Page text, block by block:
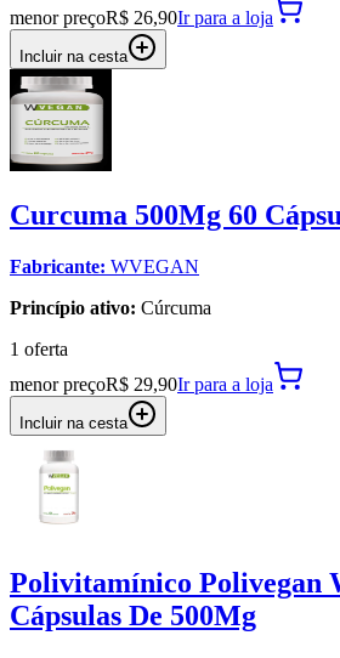
menor preçoR$ 26,90Ir para a loja
Incluir na cesta
Curcuma 500Mg 60
Fabricante: WVEGAN
Princípio ativo: Cúrcuma
1 oferta
menor preçoR$ 29,90Ir para a loja
Incluir na cesta
Polivitamínico Polivegan
Cápsulas De 500Mg